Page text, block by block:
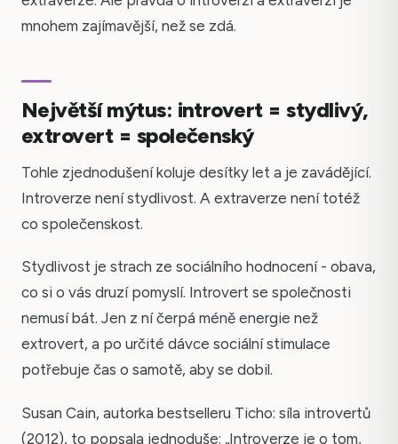
mnohem zajímavější, než se zdá.
Největší mýtus: introvert = stydlivý,
extrovert = společenský
Tohle zjednodušení koluje desítky let a je zavádějící.
Introverze není stydlivost. A extraverze není totéž
co společenskost.
Stydlivost je strach ze sociálního hodnocení - obava,
co si o vás druzí pomyslí. Introvert se společnosti
nemusí bát. Jen z ní čerpá méně energie než
extrovert, a po určité dávce sociální stimulace
potřebuje čas o samotě, aby se dobil.
Susan Cain, autorka bestselleru Ticho: síla introvertů
(2012), to popsala jednoduše: „Introverze je o tom,